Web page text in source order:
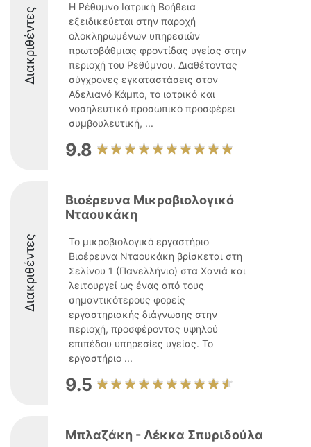
Διακριθέντες
Η Ρέθυμνο Ιατρική Βοήθεια
εξειδικεύεται στην παροχή
ολοκληρωμένων υπηρεσιών
πρωτοβάθμιας φροντίδας υγείας στην
περιοχή του Ρεθύμνου. Διαθέτοντας
σύγχρονες εγκαταστάσεις στον
Αδελιανό Κάμπο, το ιατρικό και
νοσηλευτικό προσωπικό προσφέρει
συμβουλευτική, ...
9.8
Διακριθέντες
Βιοέρευνα Μικροβιολογικό
Νταουκάκη
Το μικροβιολογικό εργαστήριο
Βιοέρευνα Νταουκάκη βρίσκεται στη
Σελίνου 1 (Πανελλήνιο) στα Χανιά και
λειτουργεί ως ένας από τους
σημαντικότερους φορείς
εργαστηριακής διάγνωσης στην
περιοχή, προσφέροντας υψηλού
επιπέδου υπηρεσίες υγείας. Το
εργαστήριο ...
9.5
Μπλαζάκη - Λέκκα Σπυριδούλα